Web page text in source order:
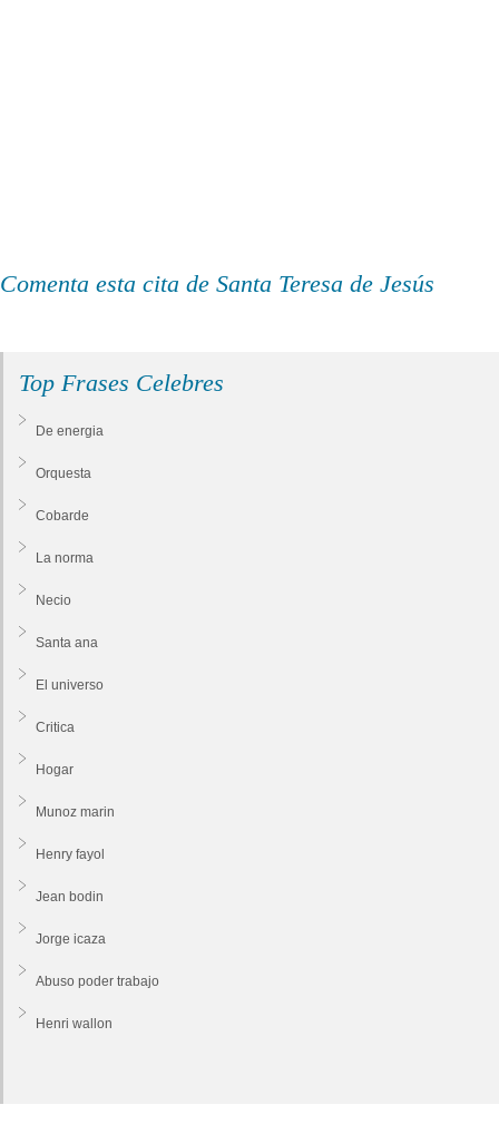
Comenta esta cita de Santa Teresa de Jesús
Top Frases Celebres
De energia
Orquesta
Cobarde
La norma
Necio
Santa ana
El universo
Critica
Hogar
Munoz marin
Henry fayol
Jean bodin
Jorge icaza
Abuso poder trabajo
Henri wallon